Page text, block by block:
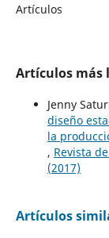
Artículos
Artículos más
Jenny
diseño
la
, Revista
(2017)
Artículos